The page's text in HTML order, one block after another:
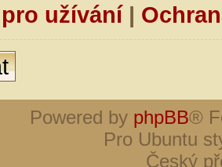
užívání|
Powered by phpBB®
Pro Ubuntu
Český